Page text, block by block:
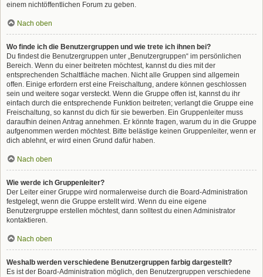
einem nichtöffentlichen Forum zu geben.
Nach oben
Wo finde ich die Benutzergruppen und wie trete ich ihnen bei?
Du findest die Benutzergruppen unter „Benutzergruppen“ im persönlichen
Bereich. Wenn du einer beitreten möchtest, kannst du dies mit der
entsprechenden Schaltfläche machen. Nicht alle Gruppen sind allgemein
offen. Einige erfordern erst eine Freischaltung, andere können geschlossen
sein und weitere sogar versteckt. Wenn die Gruppe offen ist, kannst du ihr
einfach durch die entsprechende Funktion beitreten; verlangt die Gruppe eine
Freischaltung, so kannst du dich für sie bewerben. Ein Gruppenleiter muss
daraufhin deinen Antrag annehmen. Er könnte fragen, warum du in die Gruppe
aufgenommen werden möchtest. Bitte belästige keinen Gruppenleiter, wenn er
dich ablehnt, er wird einen Grund dafür haben.
Nach oben
Wie werde ich Gruppenleiter?
Der Leiter einer Gruppe wird normalerweise durch die Board-Administration
festgelegt, wenn die Gruppe erstellt wird. Wenn du eine eigene
Benutzergruppe erstellen möchtest, dann solltest du einen Administrator
kontaktieren.
Nach oben
Weshalb werden verschiedene Benutzergruppen farbig dargestellt?
Es ist der Board-Administration möglich, den Benutzergruppen verschiedene